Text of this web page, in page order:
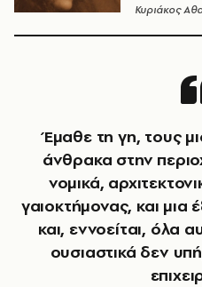
Κυριάκος
Έμαθε τη γη, τους μισθωτές, τα ορυχεία
άνθρακα στην
νομικά,
γαιοκτήμονας, και μια
και, εννοείται, όλα
ουσιαστικά δεν